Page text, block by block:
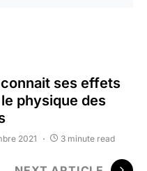
ses effets
physique des
2021 3 minute read